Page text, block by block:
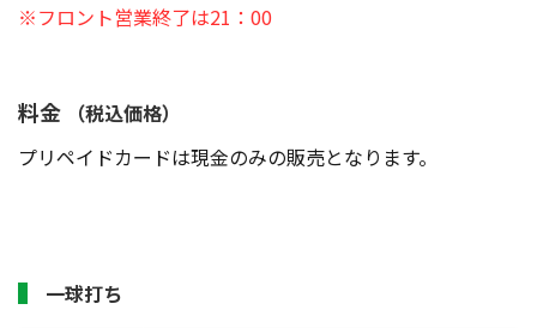
※フロント営業終了は21：00
料金
（税込価格）
プリペイドカードは現金のみの販売となります。
一球打ち